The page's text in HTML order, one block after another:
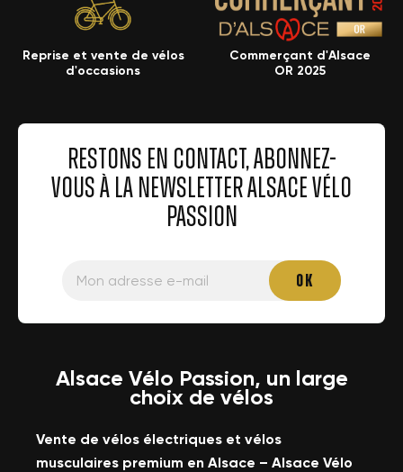
Reprise et vente de vélos
d'occasions
Commerçant d'Alsace
OR 2025
RESTONS EN CONTACT, ABONNEZ-
VOUS À LA NEWSLETTER ALSACE VÉLO
PASSION
Alsace Vélo Passion, un large
choix de vélos
Vente de vélos électriques et vélos
musculaires premium en Alsace – Alsace Vélo